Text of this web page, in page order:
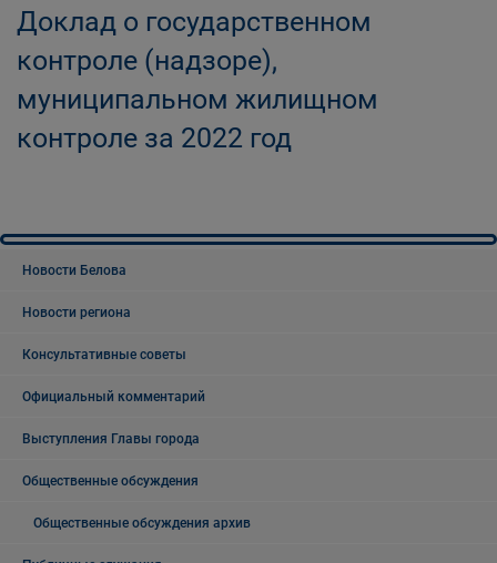
Доклад о государственном
контроле (надзоре),
муниципальном жилищном
контроле за 2022 год
Новости Белова
Новости региона
Консультативные советы
Официальный комментарий
Выступления Главы города
Общественные обсуждения
Общественные обсуждения архив